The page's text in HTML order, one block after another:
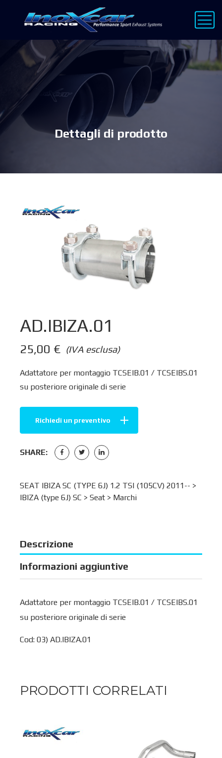
Dettagli di prodotto
AD.IBIZA.01
(IVA esclusa)
25,00 €
Adattatore per montaggio TCSEIB.01 / TCSEIBS.01
su posteriore originale di serie
Richiedi un preventivo
SHARE:
SEAT IBIZA SC (TYPE 6J) 1.2 TSI (105CV) 2011-- >
IBIZA (type 6J) SC > Seat > Marchi
Descrizione
Informazioni aggiuntive
Adattatore per montaggio TCSEIB.01 / TCSEIBS.01
su posteriore originale di serie
Cod: 03) AD.IBIZA.01
PRODOTTI CORRELATI